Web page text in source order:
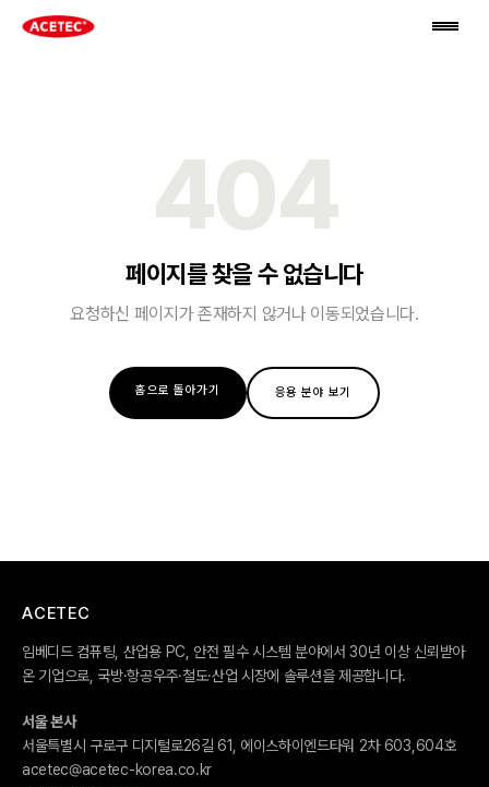
404
페이지를 찾을 수 없습니다
요청하신 페이지가 존재하지 않거나 이동되었습니다.
홈으로 돌아가기 응용 분야 보기
ACETEC
임베디드 컴퓨팅, 산업용 PC, 안전 필수 시스템 분야에서 30년 이상 신뢰받아
온 기업으로, 국방·항공우주·철도·산업 시장에 솔루션을 제공합니다.
서울 본사
서울특별시 구로구 디지털로26길 61, 에이스하이엔드타워 2차 603,604호
acetec@acetec-korea.co.kr